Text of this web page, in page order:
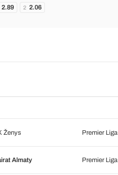
2.89 2 2.06
Ženys Premier Liga
Almaty Premier Liga